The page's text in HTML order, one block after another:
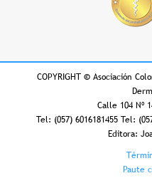
COPYRIGHT © Asociación
Calle 104 Nº
Tel: (057) 6016181455 Tel:
Editora:
Paute